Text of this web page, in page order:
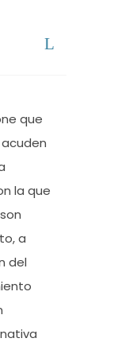
que
la que
a
del